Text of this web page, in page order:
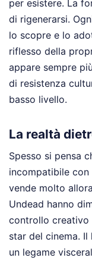
per esistere. La
di rigenerarsi.
lo scopre e lo
riflesso della
appare sempre
di resistenza
basso livello.
La realtà
Spesso si pensa
incompatibile
vende molto
Undead hanno
controllo creativo
star del cinema.
un legame